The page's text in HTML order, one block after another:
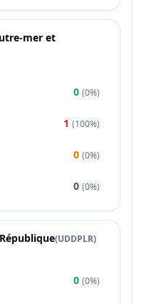
mer et
0 (0%)
1 (100%)
0 (0%)
0 (0%)
(UDDPLR)
0 (0%)